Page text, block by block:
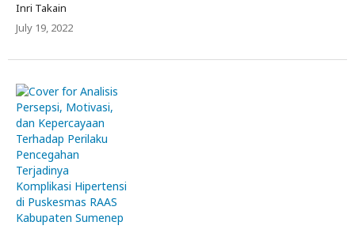
Inri Takain
July 19, 2022